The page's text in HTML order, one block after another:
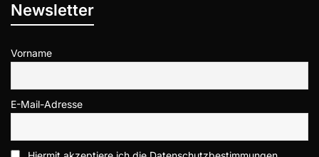
Newsletter
Vorname
E-Mail-Adresse